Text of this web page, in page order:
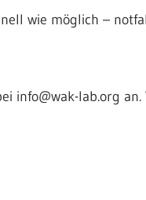
wie möglich –
info@wak-lab.org